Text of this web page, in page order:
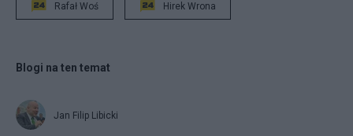
Rafał Woś Hirek Wrona
Blogi na ten temat
Jan Filip Libicki